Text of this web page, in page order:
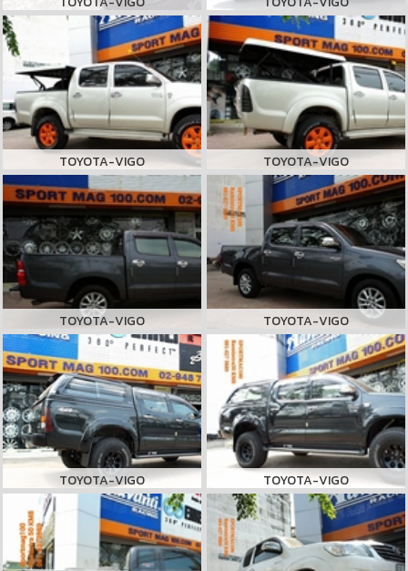
TOYOTA-VIGO TOYOTA-VIGO
TOYOTA-VIGO TOYOTA-VIGO
TOYOTA-VIGO TOYOTA-VIGO